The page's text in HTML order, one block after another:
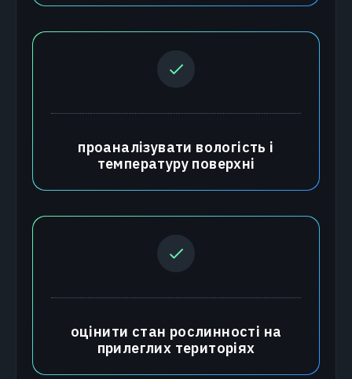
проаналізувати вологість і
температуру поверхні
оцінити стан рослинності на
прилеглих територіях